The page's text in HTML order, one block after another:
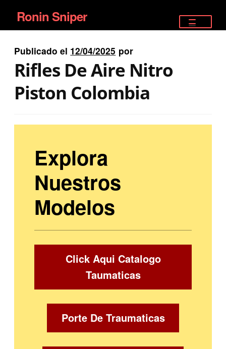
Ir
a
la
navegación
Ir
al
contenido
Ronin Sniper
EQUIPAMIENTO ÉLITE
PISTOLAS
Publicado el 12/04/2025 por
Rifles De Aire Nitro
Piston Colombia
Explora
Nuestros
Modelos
Click Aqui Catalogo
Taumaticas
Porte De Traumaticas